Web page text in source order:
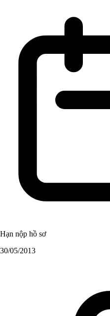
Hạn nộp hồ sơ
30/05/2013